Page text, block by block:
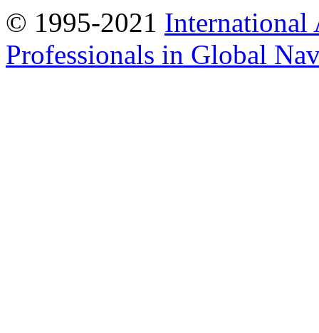
© 1995-2021 International
Professionals in Global